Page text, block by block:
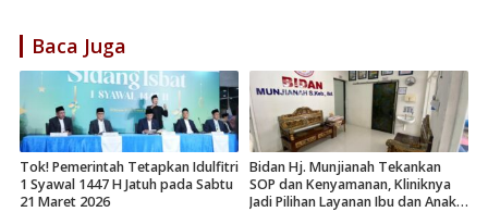
Baca Juga
Tok! Pemerintah Tetapkan Idulfitri
1 Syawal 1447 H Jatuh pada Sabtu
21 Maret 2026
Bidan Hj. Munjianah Tekankan
SOP dan Kenyamanan, Kliniknya
Jadi Pilihan Layanan Ibu dan Anak